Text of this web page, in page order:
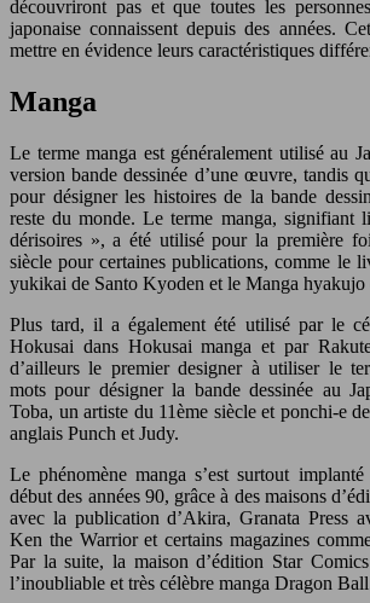
découvriront pas et que toutes les
japonaise connaissent depuis des années.
mettre en évidence leurs caractéristiques
Manga
Le terme manga est généralement utilisé au
version bande dessinée d’une œuvre, tandis
pour désigner les histoires de la bande
reste du monde. Le terme manga, signifiant
dérisoires », a été utilisé pour la première
siècle pour certaines publications, comme le
yukikai de Santo Kyoden et le Manga
Plus tard, il a également été utilisé par le
Hokusai dans Hokusai manga et par
d’ailleurs le premier designer à utiliser le
mots pour désigner la bande dessinée au
Toba, un artiste du 11ème siècle et ponchi-e
anglais Punch et Judy.
Le phénomène manga s’est surtout
début des années 90, grâce à des maisons
avec la publication d’Akira, Granata Press
Ken the Warrior et certains magazines
Par la suite, la maison d’édition Star
l’inoubliable et très célèbre manga Dragon